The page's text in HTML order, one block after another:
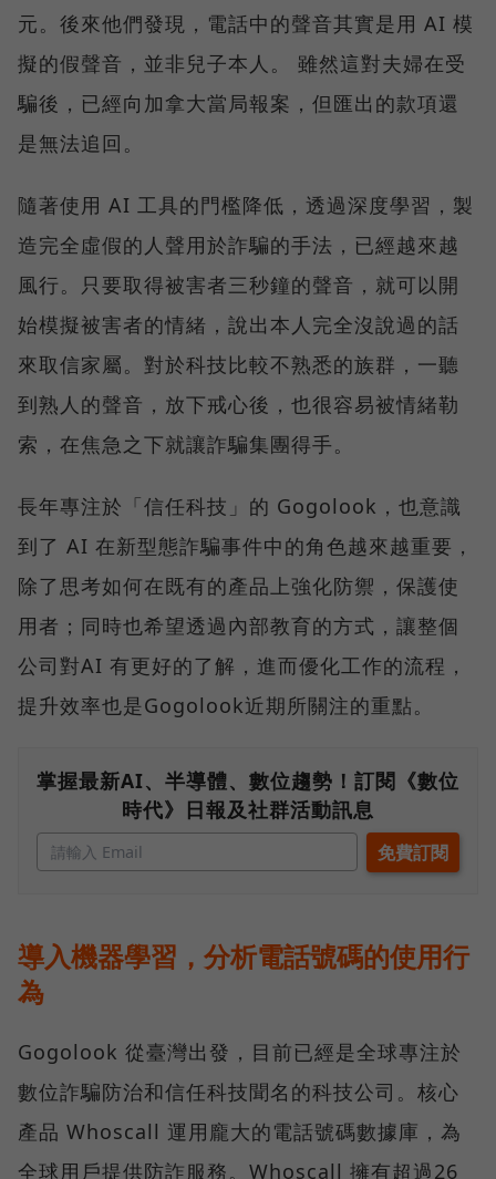
元。後來他們發現，電話中的聲音其實是用 AI 模
擬的假聲音，並非兒子本人。 雖然這對夫婦在受
騙後，已經向加拿大當局報案，但匯出的款項還
是無法追回。
隨著使用 AI 工具的門檻降低，透過深度學習，製
造完全虛假的人聲用於詐騙的手法，已經越來越
風行。只要取得被害者三秒鐘的聲音，就可以開
始模擬被害者的情緒，說出本人完全沒說過的話
來取信家屬。對於科技比較不熟悉的族群，一聽
到熟人的聲音，放下戒心後，也很容易被情緒勒
索，在焦急之下就讓詐騙集團得手。
長年專注於「信任科技」的 Gogolook，也意識
到了 AI 在新型態詐騙事件中的角色越來越重要，
除了思考如何在既有的產品上強化防禦，保護使
用者；同時也希望透過內部教育的方式，讓整個
公司對AI 有更好的了解，進而優化工作的流程，
提升效率也是Gogolook近期所關注的重點。
掌握最新AI、半導體、數位趨勢！訂閱《數位
時代》日報及社群活動訊息
導入機器學習，分析電話號碼的使用行
為
Gogolook 從臺灣出發，目前已經是全球專注於
數位詐騙防治和信任科技聞名的科技公司。核心
產品 Whoscall 運用龐大的電話號碼數據庫，為
全球用戶提供防詐服務。Whoscall 擁有超過26